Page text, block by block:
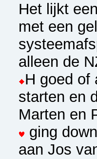
Het lijkt
met een
alleen de
H goed of
starten en
Marten en
ging
aan Jos